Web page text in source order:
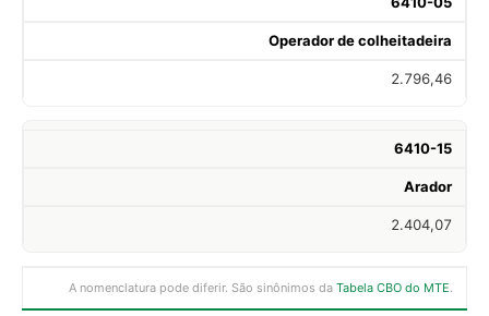
Operador de colheitadeira
2.796,46
6410-15
Arador
2.404,07
A nomenclatura pode diferir. São sinônimos da Tabela CBO do MTE.